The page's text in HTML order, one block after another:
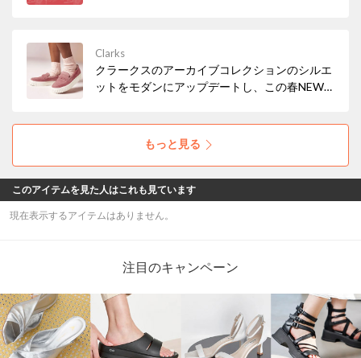
Clarks
クラークスのアーカイブコレクションのシルエ
ットをモダンにアップデートし、この春NEW
量の厚底ソールで気分もUP！
もっと見る
このアイテムを見た人はこれも見ています
現在表示するアイテムはありません。
注目のキャンペーン